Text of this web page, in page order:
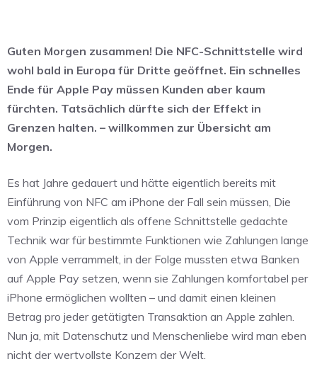
Guten Morgen zusammen! Die NFC-Schnittstelle wird
wohl bald in Europa für Dritte geöffnet. Ein schnelles
Ende für Apple Pay müssen Kunden aber kaum
fürchten. Tatsächlich dürfte sich der Effekt in
Grenzen halten. – willkommen zur Übersicht am
Morgen.
Es hat Jahre gedauert und hätte eigentlich bereits mit
Einführung von NFC am iPhone der Fall sein müssen, Die
vom Prinzip eigentlich als offene Schnittstelle gedachte
Technik war für bestimmte Funktionen wie Zahlungen lange
von Apple verrammelt, in der Folge mussten etwa Banken
auf Apple Pay setzen, wenn sie Zahlungen komfortabel per
iPhone ermöglichen wollten – und damit einen kleinen
Betrag pro jeder getätigten Transaktion an Apple zahlen.
Nun ja, mit Datenschutz und Menschenliebe wird man eben
nicht der wertvollste Konzern der Welt.